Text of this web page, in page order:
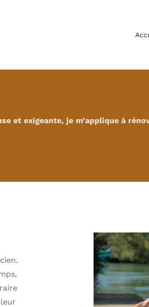
et exigeante, je m’applique à